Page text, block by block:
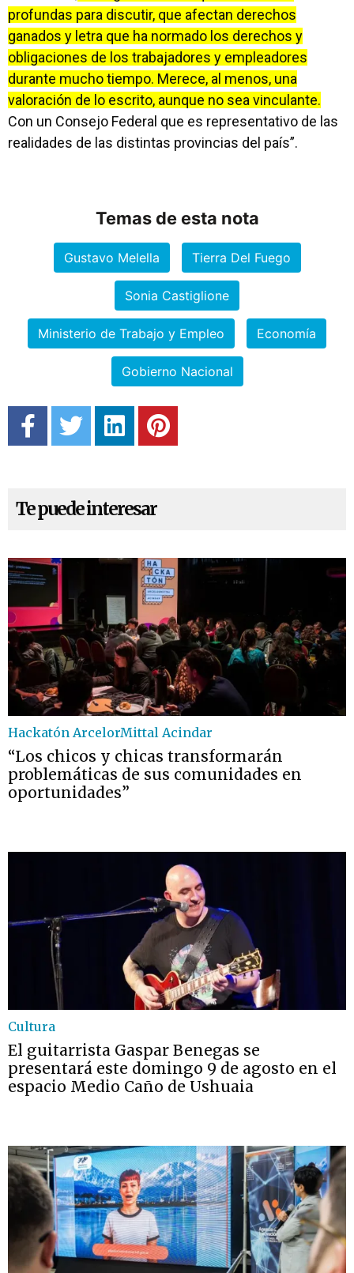
profundas para discutir, que afectan derechos
ganados y letra que ha normado los derechos y
obligaciones de los trabajadores y empleadores
durante mucho tiempo. Merece, al menos, una
valoración de lo escrito, aunque no sea vinculante.
Con un Consejo Federal que es representativo de las
realidades de las distintas provincias del país”.
Temas de esta nota
Gustavo Melella Tierra Del Fuego
Sonia Castiglione
Ministerio de Trabajo y Empleo Economía
Gobierno Nacional
Te puede interesar
Hackatón ArcelorMittal Acindar
“Los chicos y chicas transformarán
problemáticas de sus comunidades en
oportunidades”
Cultura
El guitarrista Gaspar Benegas se
presentará este domingo 9 de agosto en el
espacio Medio Caño de Ushuaia